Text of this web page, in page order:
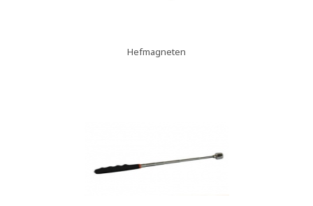
Hefmagneten